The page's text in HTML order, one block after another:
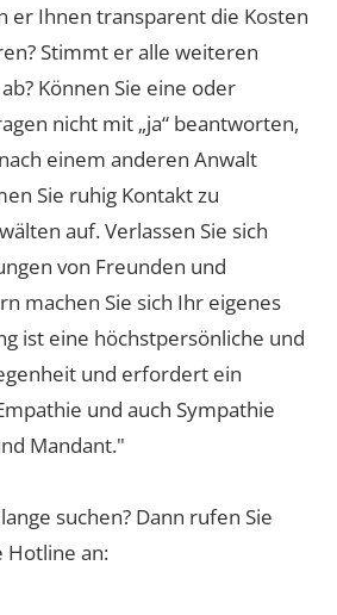
er Ihnen transparent die Kosten
Stimmt er alle weiteren
Können Sie eine oder
nicht mit „ja“ beantworten,
einem anderen Anwalt
Sie ruhig Kontakt zu
auf. Verlassen Sie sich
von Freunden und
machen Sie sich Ihr eigenes
ist eine höchstpersönliche und
und erfordert ein
und auch Sympathie
Mandant."
suchen? Dann rufen Sie
Hotline an: